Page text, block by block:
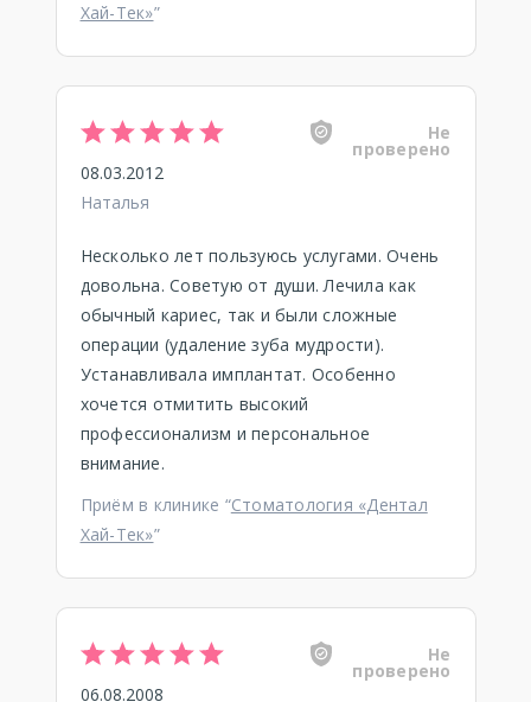
Хай-Тек»”
Не
проверено
08.03.2012
Наталья
Несколько лет пользуюсь услугами. Очень
довольна. Советую от души. Лечила как
обычный кариес, так и были сложные
операции (удаление зуба мудрости).
Устанавливала имплантат. Особенно
хочется отмитить высокий
профессионализм и персональное
внимание.
Приём в клинике “Стоматология «Дентал
Хай-Тек»”
Не
проверено
06.08.2008